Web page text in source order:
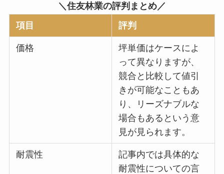
＼住友林業の評判まとめ／
項目
評判
価格
坪単価はケースによ
って異なりますが、
競合と比較して値引
きが可能なこともあ
り、リーズナブルな
場合もあるという意
見が見られます。
耐震性
記事内では具体的な
耐震性についての言